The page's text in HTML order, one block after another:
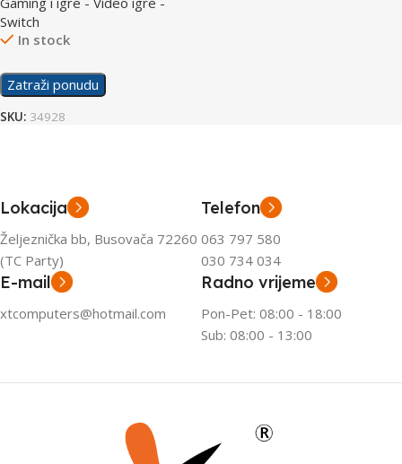
Switch
In stock
Zatraži ponudu
SKU: 34928
Lokacija
Željeznička bb, Busovača 72260
(TC Party)
Telefon
063 797 580
030 734 034
E-mail
xtcomputers@hotmail.com
Radno vrijeme
Pon-Pet: 08:00 - 18:00
Sub: 08:00 - 13:00